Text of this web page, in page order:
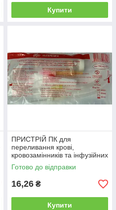
Купити
ПРИСТРІЙ ПК для
переливання крові,
кровозамінників та інфузійних
розчинів
Готово до відправки
16,26 ₴
Купити